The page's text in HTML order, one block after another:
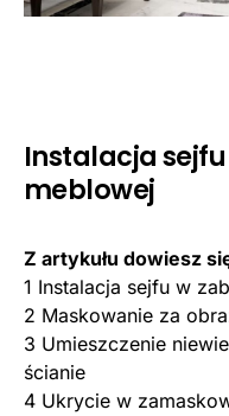
Instalacja
meblowej
Z artykułu dowiesz
1 Instalacja sejfu w
2 Maskowanie za
3 Umieszczenie
ścianie
4 Ukrycie w